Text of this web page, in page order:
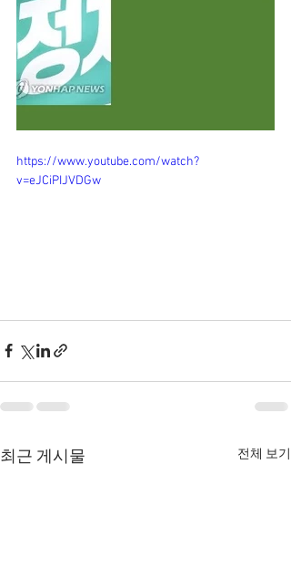
https://www.youtube.com/watch?
v=eJCiPIJVDGw
최근 게시물 전체 보기